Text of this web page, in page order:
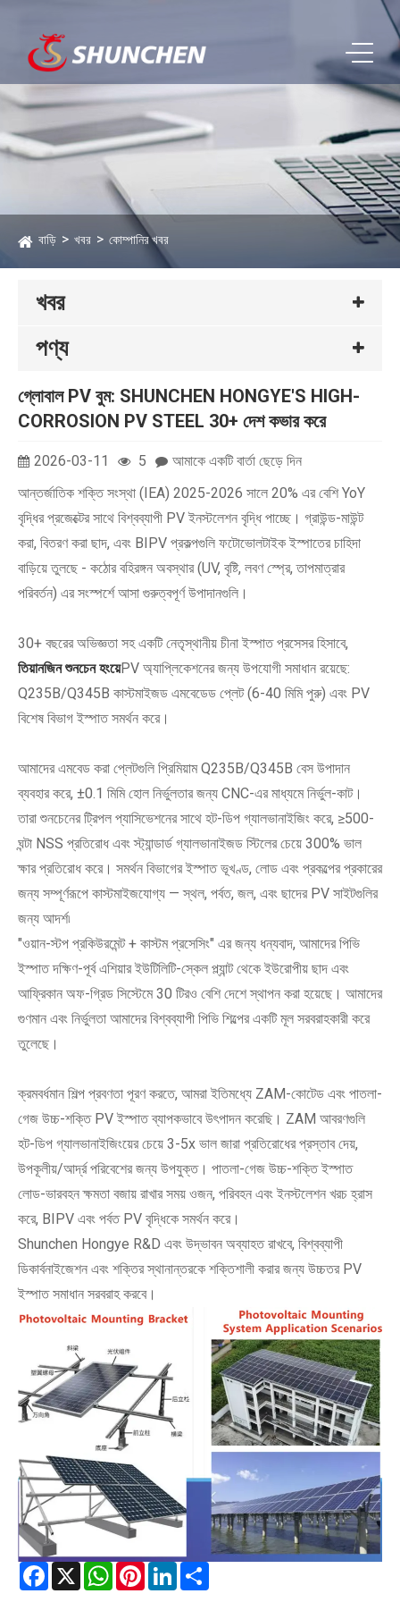
বাড়ি খবর কোম্পানির খবর
খবর
পণ্য
গ্লোবাল PV বুম: SHUNCHEN HONGYE'S HIGH-
CORROSION PV STEEL 30+ দেশ কভার করে
2026-03-11 5
আমাকে একটি বার্তা ছেড়ে দিন
আন্তর্জাতিক শক্তি সংস্থা (IEA) 2025-2026 সালে 20% এর বেশি YoY
বৃদ্ধির প্রজেক্টের সাথে বিশ্বব্যাপী PV ইনস্টলেশন বৃদ্ধি পাচ্ছে। গ্রাউন্ড-মাউন্ট
করা, বিতরণ করা ছাদ, এবং BIPV প্রকল্পগুলি ফটোভোলটাইক ইস্পাতের চাহিদা
বাড়িয়ে তুলছে - কঠোর বহিরঙ্গন অবস্থার (UV, বৃষ্টি, লবণ স্প্রে, তাপমাত্রার
পরিবর্তন) এর সংস্পর্শে আসা গুরুত্বপূর্ণ উপাদানগুলি।
30+ বছরের অভিজ্ঞতা সহ একটি নেতৃস্থানীয় চীনা ইস্পাত প্রসেসর হিসাবে,
তিয়ানজিন শুনচেন হংয়েPV অ্যাপ্লিকেশনের জন্য উপযোগী সমাধান রয়েছে:
Q235B/Q345B কাস্টমাইজড এমবেডেড প্লেট (6-40 মিমি পুরু) এবং PV
বিশেষ বিভাগ ইস্পাত সমর্থন করে।
আমাদের এমবেড করা প্লেটগুলি প্রিমিয়াম Q235B/Q345B বেস উপাদান
ব্যবহার করে, ±0.1 মিমি হোল নির্ভুলতার জন্য CNC-এর মাধ্যমে নির্ভুল-কাট।
তারা শুনচেনের ট্রিপল প্যাসিভেশনের সাথে হট-ডিপ গ্যালভানাইজিং করে, ≥500-
ঘন্টা NSS প্রতিরোধ এবং স্ট্যান্ডার্ড গ্যালভানাইজড স্টিলের চেয়ে 300% ভাল
ক্ষার প্রতিরোধ করে। সমর্থন বিভাগের ইস্পাত ভূখণ্ড, লোড এবং প্রকল্পের প্রকারের
জন্য সম্পূর্ণরূপে কাস্টমাইজযোগ্য — স্থল, পর্বত, জল, এবং ছাদের PV সাইটগুলির
জন্য আদর্শ৷
"ওয়ান-স্টপ প্রকিউরমেন্ট + কাস্টম প্রসেসিং" এর জন্য ধন্যবাদ, আমাদের পিভি
ইস্পাত দক্ষিণ-পূর্ব এশিয়ার ইউটিলিটি-স্কেল প্ল্যান্ট থেকে ইউরোপীয় ছাদ এবং
আফ্রিকান অফ-গ্রিড সিস্টেমে 30 টিরও বেশি দেশে স্থাপন করা হয়েছে। আমাদের
গুণমান এবং নির্ভুলতা আমাদের বিশ্বব্যাপী পিভি শিল্পের একটি মূল সরবরাহকারী করে
তুলেছে।
ক্রমবর্ধমান শিল্প প্রবণতা পূরণ করতে, আমরা ইতিমধ্যে ZAM-কোটেড এবং পাতলা-
গেজ উচ্চ-শক্তি PV ইস্পাত ব্যাপকভাবে উৎপাদন করেছি। ZAM আবরণগুলি
হট-ডিপ গ্যালভানাইজিংয়ের চেয়ে 3-5x ভাল জারা প্রতিরোধের প্রস্তাব দেয়,
উপকূলীয়/আর্দ্র পরিবেশের জন্য উপযুক্ত। পাতলা-গেজ উচ্চ-শক্তি ইস্পাত
লোড-ভারবহন ক্ষমতা বজায় রাখার সময় ওজন, পরিবহন এবং ইনস্টলেশন খরচ হ্রাস
করে, BIPV এবং পর্বত PV বৃদ্ধিকে সমর্থন করে।
Shunchen Hongye R&D এবং উদ্ভাবন অব্যাহত রাখবে, বিশ্বব্যাপী
ডিকার্বনাইজেশন এবং শক্তির স্থানান্তরকে শক্তিশালী করার জন্য উচ্চতর PV
ইস্পাত সমাধান সরবরাহ করবে।
Facebook
X WhatsAppPinterestLinkedIn